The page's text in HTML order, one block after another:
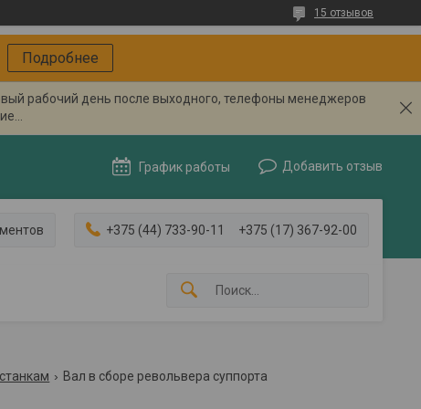
15 отзывов
Подробнее
рабочий день после выходного, телефоны менеджеров
График работы Добавить отзыв
+375 (44) 733-90-11 +375 (17) 367-92-00
Вал в сборе револьвера суппорта